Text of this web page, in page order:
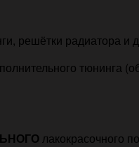
решётки радиатора и
тюнинга
лакокрасочного